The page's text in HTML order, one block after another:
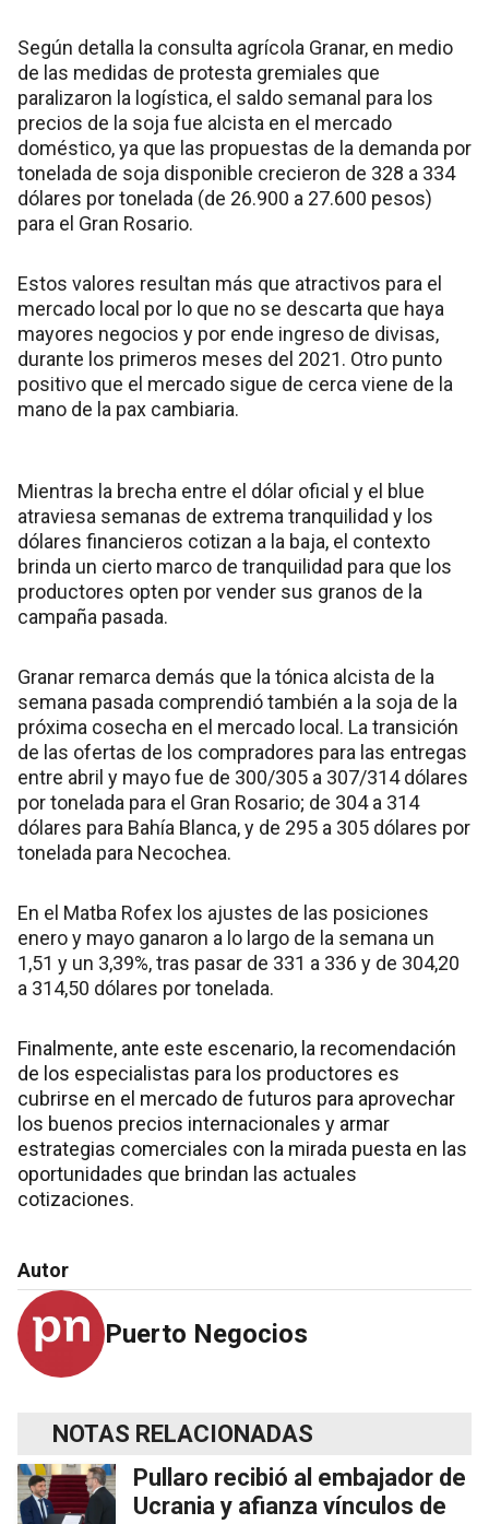
Según detalla la consulta agrícola Granar, en medio
de las medidas de protesta gremiales que
paralizaron la logística, el saldo semanal para los
precios de la soja fue alcista en el mercado
doméstico, ya que las propuestas de la demanda por
tonelada de soja disponible crecieron de 328 a 334
dólares por tonelada (de 26.900 a 27.600 pesos)
para el Gran Rosario.
Estos valores resultan más que atractivos para el
mercado local por lo que no se descarta que haya
mayores negocios y por ende ingreso de divisas,
durante los primeros meses del 2021. Otro punto
positivo que el mercado sigue de cerca viene de la
mano de la pax cambiaria.
Mientras la brecha entre el dólar oficial y el blue
atraviesa semanas de extrema tranquilidad y los
dólares financieros cotizan a la baja, el contexto
brinda un cierto marco de tranquilidad para que los
productores opten por vender sus granos de la
campaña pasada.
Granar remarca demás que la tónica alcista de la
semana pasada comprendió también a la soja de la
próxima cosecha en el mercado local. La transición
de las ofertas de los compradores para las entregas
entre abril y mayo fue de 300/305 a 307/314 dólares
por tonelada para el Gran Rosario; de 304 a 314
dólares para Bahía Blanca, y de 295 a 305 dólares por
tonelada para Necochea.
En el Matba Rofex los ajustes de las posiciones
enero y mayo ganaron a lo largo de la semana un
1,51 y un 3,39%, tras pasar de 331 a 336 y de 304,20
a 314,50 dólares por tonelada.
Finalmente, ante este escenario, la recomendación
de los especialistas para los productores es
cubrirse en el mercado de futuros para aprovechar
los buenos precios internacionales y armar
estrategias comerciales con la mirada puesta en las
oportunidades que brindan las actuales
cotizaciones.
Autor
Puerto Negocios
NOTAS RELACIONADAS
Pullaro recibió al embajador de
Ucrania y afianza vínculos de